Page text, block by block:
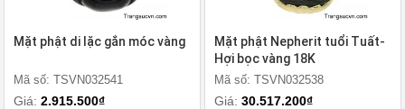
Mặt phật di lặc gắn móc vàng
Mã số: TSVN032541
Giá: 2.915.500₫
Mặt phật Nepherit tuổi Tuất-
Hợi bọc vàng 18K
Mã số: TSVN032538
Giá: 30.517.200₫